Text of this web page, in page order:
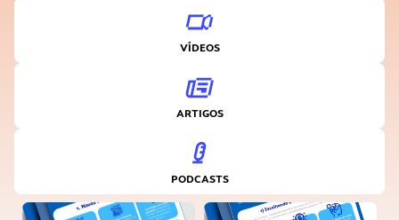
VÍDEOS
ARTIGOS
PODCASTS